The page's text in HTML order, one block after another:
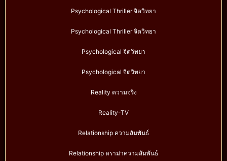
Psychological Thriller จิตวิทยา
Psychological Thriller จิตวิทยา
Psychological จิตวิทยา
Psychological จิตวิทยา
Reality ความจริง
Reality-TV
Relationship ความสัมพันธ์
Relationship ดราม่าความสัมพันธ์